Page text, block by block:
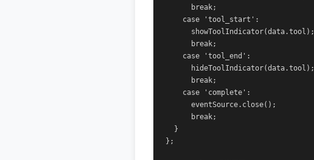
      break;
    case 'tool_start':
      showToolIndicator(data.tool);
      break;
    case 'tool_end':
      hideToolIndicator(data.tool);
      break;
    case 'complete':
      eventSource.close();
      break;
  }
};